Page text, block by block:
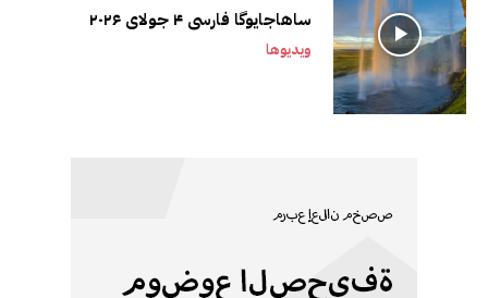
ساهاجایوگا فارسی ۴ جولای ۲۰۲۶
ویدیوها